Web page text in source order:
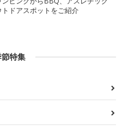
ドアスポットをご紹介
特集